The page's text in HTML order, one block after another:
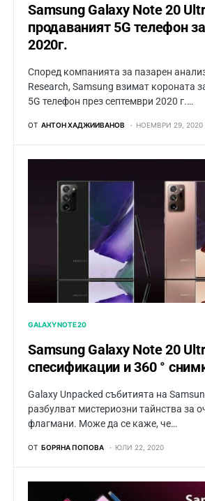
Samsung Galaxy Note 20
продаваният 5G телефон
2020г.
Според компанията за пазарен
Research, Samsung взимат короната
5G телефон през септември 2020 г.…
ОТ АНТОН ХАДЖИИВАНОВ НОЕМВРИ 29, 2020
GALAXY NOTE 20
Samsung Galaxy Note 20
спесификации и 360 °
Galaxy Unpacked събитията на
разбулват мистериозни тайнства за
флагмани. Може да се каже, че…
ОТ БОРЯНА ПОПОВА ЮЛИ 22, 2020